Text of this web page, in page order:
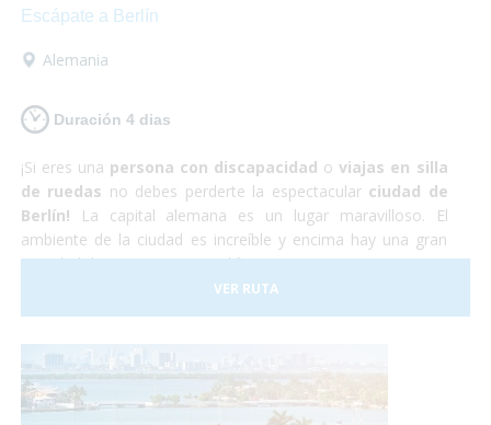
Escápate a Berlín
Alemania
Duración 4 dias
¡Si eres una persona con discapacidad oviajas en silla
de ruedas no debes perderte la espectacular ciudad de
Berlín!
La capital alemana es un lugar maravilloso. El
ambiente de la ciudad es increíble y encima hay una gran
cantidad de monumentos, edificios y museos por visitar. La
capital alemana es totalmenteaccesible para personas
con discapacidadaunque hay que tener en cuenta que
pueden dificultar el paso a sillas de ruedas manuales. Sin
embargo nosotros nos encargaremos de todo, y tu sólo de
disfrutar.
VER RUTA